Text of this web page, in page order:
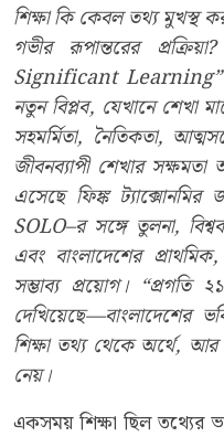
শিক্ষা কি কেবল তথ্য মুখস্থ
গভীর রূপান্তরের
Significant Learning”
নতুন বিপ্লব, যেখানে শেখা
সহমর্মিতা, নৈতিকতা,
জীবনব্যাপী শেখার
এসেছে ফিঙ্ক ট্যাক্সোনমির
SOLO–র সঙ্গে তুলনা,
এবং বাংলাদেশের
সম্ভাব্য প্রয়োগ।
দেখিয়েছে—বাংলাদেশের
শিক্ষা তথ্য থেকে অর্থে, আর
নেয়।
একসময় শিক্ষা ছিল তথ্যের